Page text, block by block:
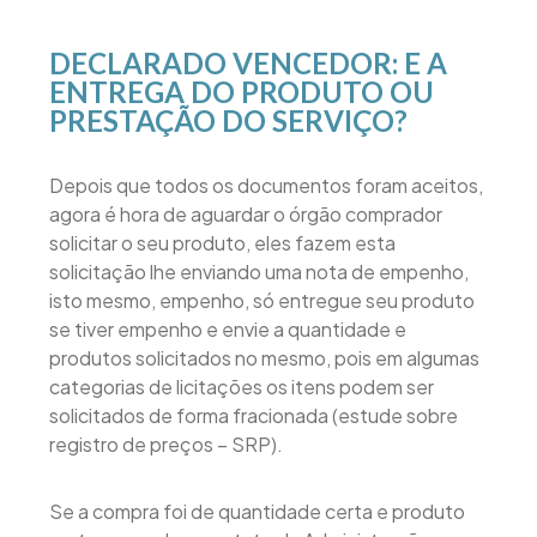
DECLARADO VENCEDOR: E A
ENTREGA DO PRODUTO OU
PRESTAÇÃO DO SERVIÇO?
Depois que todos os documentos foram aceitos,
agora é hora de aguardar o órgão comprador
solicitar o seu produto, eles fazem esta
solicitação lhe enviando uma nota de empenho,
isto mesmo, empenho, só entregue seu produto
se tiver empenho e envie a quantidade e
produtos solicitados no mesmo, pois em algumas
categorias de licitações os itens podem ser
solicitados de forma fracionada (estude sobre
registro de preços – SRP).
Se a compra foi de quantidade certa e produto